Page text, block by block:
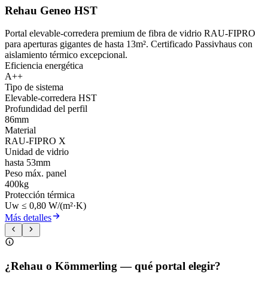
Rehau Geneo HST
Portal elevable-corredera premium de fibra de vidrio RAU-FIPRO
para aperturas gigantes de hasta 13m². Certificado Passivhaus con
aislamiento térmico excepcional.
Eficiencia energética
A++
Tipo de sistema
Elevable-corredera HST
Profundidad del perfil
86mm
Material
RAU-FIPRO X
Unidad de vidrio
hasta 53mm
Peso máx. panel
400kg
Protección térmica
Uw ≤ 0,80 W/(m²·K)
Más detalles
¿Rehau o Kömmerling — qué portal elegir?